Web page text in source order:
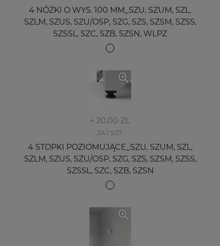
4 NÓŻKI O WYS. 100 MM_SZU, SZUM, SZL,
SZLM, SZUS, SZU/OSP, SZG, SZS, SZSM, SZSS,
SZSSL, SZC, SZB, SZSN, WLPZ
+ 20,00 ZŁ
ZA 1 SZT.
4 STOPKI POZIOMUJĄCE_SZU, SZUM, SZL,
SZLM, SZUS, SZU/OSP, SZG, SZS, SZSM, SZSS,
SZSSL, SZC, SZB, SZSN